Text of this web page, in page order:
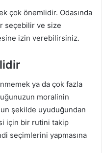
çok önemlidir. Odasında
seçebilir ve size
izin verebilirsiniz.
ya da çok fazla
moralinin
şekilde uyuduğundan
için bir rutini takip
seçimlerini yapmasına